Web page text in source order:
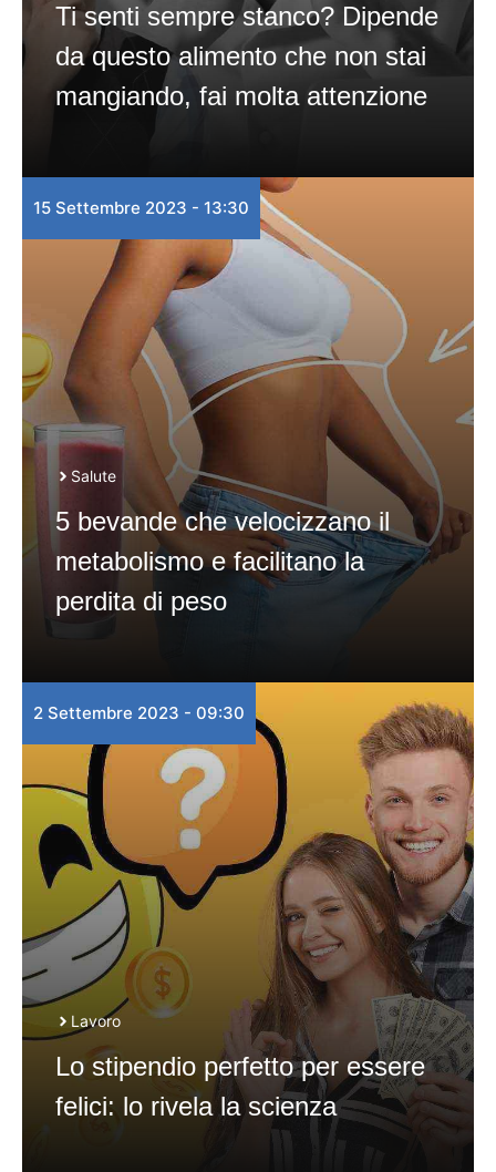
Ti senti sempre stanco? Dipende
da questo alimento che non stai
mangiando, fai molta attenzione
15 Settembre 2023 - 13:30
Salute
5 bevande che velocizzano il
metabolismo e facilitano la
perdita di peso
2 Settembre 2023 - 09:30
Lavoro
Lo stipendio perfetto per essere
felici: lo rivela la scienza